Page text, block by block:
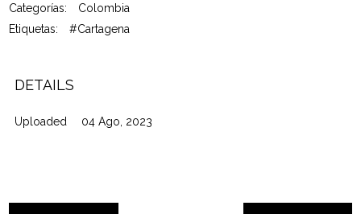
Categorías:
Colombia
Etiquetas:
#Cartagena
DETAILS
Uploaded 04 Ago, 2023